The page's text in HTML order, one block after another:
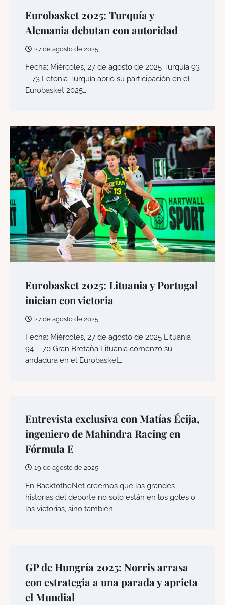
Eurobasket 2025: Turquía y
Alemania debutan con autoridad
27 de agosto de 2025
Fecha: Miércoles, 27 de agosto de 2025 Turquía 93
– 73 Letonia Turquía abrió su participación en el
Eurobasket 2025…
Eurobasket 2025: Lituania y Portugal
inician con victoria
27 de agosto de 2025
Fecha: Miércoles, 27 de agosto de 2025 Lituania
94 – 70 Gran Bretaña Lituania comenzó su
andadura en el Eurobasket…
Entrevista exclusiva con Matías Écija,
ingeniero de Mahindra Racing en
Fórmula E
19 de agosto de 2025
En BacktotheNet creemos que las grandes
historias del deporte no solo están en los goles o
las victorias, sino también…
GP de Hungría 2025: Norris arrasa
con estrategia a una parada y aprieta
el Mundial